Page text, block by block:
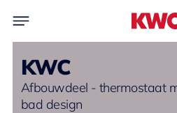
KWC
Afbouwdeel - thermostaat
bad design